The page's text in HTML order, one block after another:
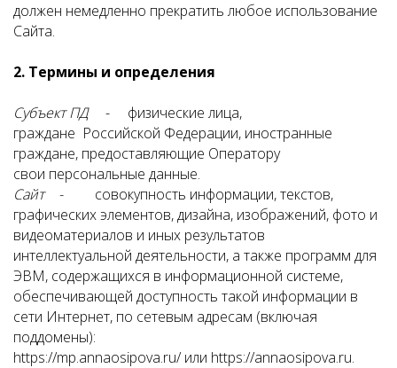
должен немедленно прекратить любое использование
Сайта.
2. Термины и определения
Субъект ПД - физические лица,
граждане Российской Федерации, иностранные
граждане, предоставляющие Оператору
свои персональные данные.
Сайт - совокупность информации, текстов,
графических элементов, дизайна, изображений, фото и
видеоматериалов и иных результатов
интеллектуальной деятельности, а также программ для
ЭВМ, содержащихся в информационной системе,
обеспечивающей доступность такой информации в
сети Интернет, по сетевым адресам (включая
поддомены):
https://mp.annaosipova.ru/ или https://annaosipova.ru.